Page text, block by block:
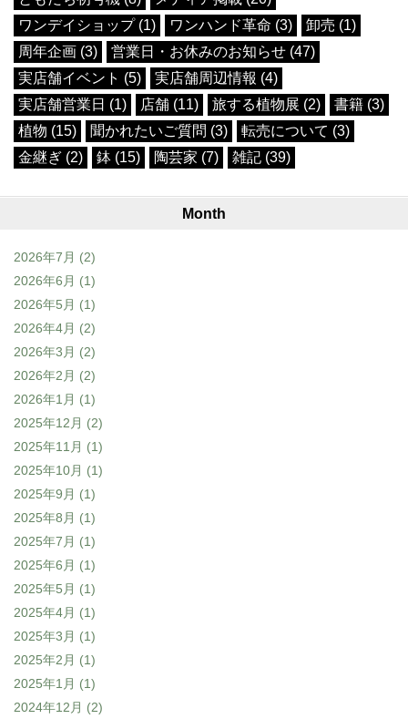
ワンデイショップ (1)
ワンハンド革命 (3)
卸売 (1)
周年企画 (3)
営業日・お休みのお知らせ (47)
実店舗イベント (5)
実店舗周辺情報 (4)
実店舗営業日 (1)
店舗 (11) 旅する植物展 (2)
書籍 (3)
植物 (15)
聞かれたいご質問 (3)
転売について (3)
金継ぎ (2)
鉢 (15) 陶芸家 (7) 雑記 (39)
Month
2026年7月 (2)
2026年6月 (1)
2026年5月 (1)
2026年4月 (2)
2026年3月 (2)
2026年2月 (2)
2026年1月 (1)
2025年12月 (2)
2025年11月 (1)
2025年10月 (1)
2025年9月 (1)
2025年8月 (1)
2025年7月 (1)
2025年6月 (1)
2025年5月 (1)
2025年4月 (1)
2025年3月 (1)
2025年2月 (1)
2025年1月 (1)
2024年12月 (2)